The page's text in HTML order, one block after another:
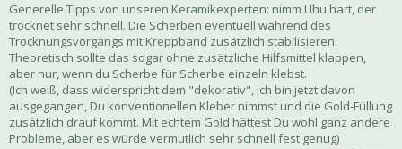
Generelle Tipps von unseren Keramikexperten: nimm Uhu hart, der
trocknet sehr schnell. Die Scherben eventuell während des
Trocknungsvorgangs mit Kreppband zusätzlich stabilisieren.
Theoretisch sollte das sogar ohne zusätzliche Hilfsmittel klappen,
aber nur, wenn du Scherbe für Scherbe einzeln klebst.
(Ich weiß, dass widerspricht dem "dekorativ", ich bin jetzt davon
ausgegangen, Du konventionellen Kleber nimmst und die Gold-Füllung
zusätzlich drauf kommt. Mit echtem Gold hättest Du wohl ganz andere
Probleme, aber es würde vermutlich sehr schnell fest genug)